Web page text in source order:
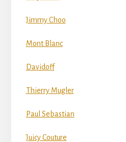
Jimmy Choo
Mont Blanc
Davidoff
Thierry Mugler
Paul Sebastian
Juicy Couture